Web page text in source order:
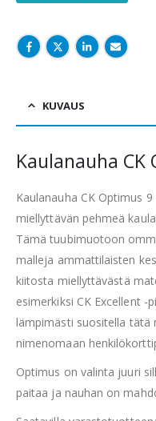
KUVAUS
Kaulanauha
Kaulanauha CK Optimus
miellyttävän pehmeä
Tämä tuubimuotoon
malleja ammattilaisten
kiitosta miellyttävästä
esimerkiksi CK Excellent -
lämpimästi suositella tätä
nimenomaan
Optimus on valinta juuri
paitaa ja nauhan on